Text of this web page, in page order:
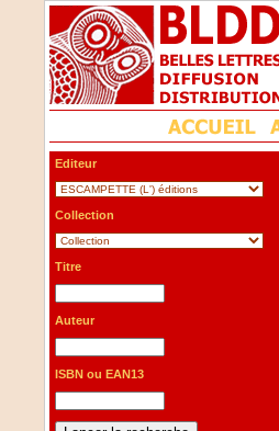
Editeur
Collection
Titre
Auteur
ISBN ou EAN13